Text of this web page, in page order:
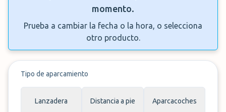
momento.
Prueba a cambiar la fecha o la hora, o selecciona
otro producto.
Tipo de aparcamiento
Lanzadera Distancia a pie Aparcacoches